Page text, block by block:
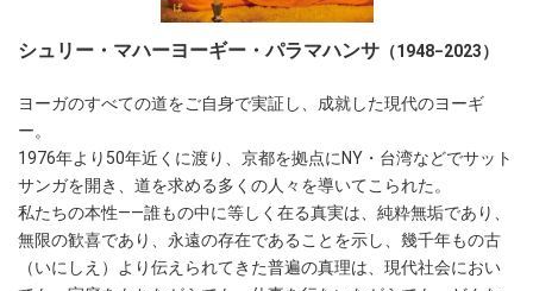
シュリー・マハーヨーギー・パラマハンサ （1948−2023）
ヨーガのすべての道をご自身で実証し、成就した現代のヨーギ
ー。
1976年より50年近くに渡り、京都を拠点にNY・台湾などでサット
サンガを開き、道を求める多くの人々を導いてこられた。
私たちの本性――誰もの中に等しく在る真実は、純粋無垢であり、
無限の歓喜であり、永遠の存在であることを示し、幾千年もの古
（いにしえ）より伝えられてきた普遍の真理は、現代社会におい